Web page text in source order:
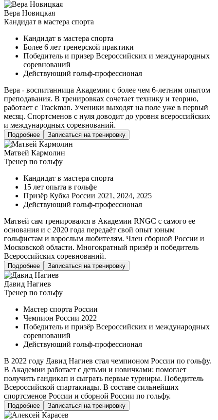
Вера Новицкая
Кандидат в мастера спорта
Кандидат в мастера спорта
Более 6 лет тренерской практики
Победитель и призер Всероссийских и международных
соревнований
Действующий гольф-профессионал
Вера - воспитанница Академии с более чем 6-летним опытом
преподавания. В тренировках сочетает технику и теорию,
работает с Trackman. Ученики выходят на поле уже в первый
месяц. Спортсменов с нуля доводит до уровня всероссийских
и международных соревнований.
Подробнее Записаться на тренировку
Матвей Кармолин
Тренер по гольфу
Кандидат в мастера спорта
15 лет опыта в гольфе
Призёр Кубка России 2021, 2024, 2025
Действующий гольф-профессионал
Матвей сам тренировался в Академии RNGC с самого ее
основания и с 2020 года передаёт свой опыт юным
гольфистам и взрослым любителям. Член сборной России и
Московской области. Многократный призёр и победитель
Всероссийских соревнований.
Подробнее Записаться на тренировку
Давид Нагиев
Тренер по гольфу
Мастер спорта России
Чемпион России 2022
Победитель и призёр Всероссийских и международных
соревнований
Действующий гольф-профессионал
В 2022 году Давид Нагиев стал чемпионом России по гольфу.
В Академии работает с детьми и новичками: помогает
получить гандикап и сыграть первые турниры. Победитель
Всероссийской спартакиады. В составе сильнейших
спортсменов России и сборной России по гольфу.
Подробнее Записаться на тренировку